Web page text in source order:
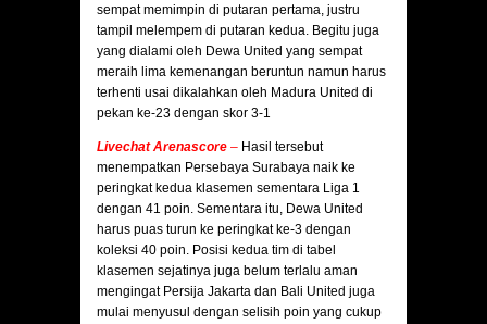
sempat memimpin di putaran pertama, justru
tampil melempem di putaran kedua. Begitu juga
yang dialami oleh Dewa United yang sempat
meraih lima kemenangan beruntun namun harus
terhenti usai dikalahkan oleh Madura United di
pekan ke-23 dengan skor 3-1
Livechat Arenascore – Hasil tersebut
menempatkan Persebaya Surabaya naik ke
peringkat kedua klasemen sementara Liga 1
dengan 41 poin. Sementara itu, Dewa United
harus puas turun ke peringkat ke-3 dengan
koleksi 40 poin. Posisi kedua tim di tabel
klasemen sejatinya juga belum terlalu aman
mengingat Persija Jakarta dan Bali United juga
mulai menyusul dengan selisih poin yang cukup